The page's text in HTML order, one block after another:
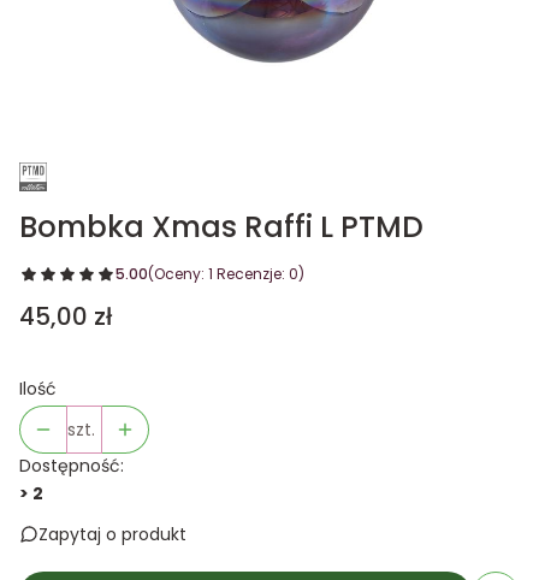
Bombka Xmas Raffi L PTMD
5.00(Oceny: 1 Recenzje: 0)
Cena
45,00 zł
Ilość
szt.
Dostępność:
> 2
Zapytaj o produkt